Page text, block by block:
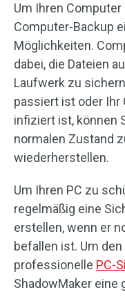
Um Ihren
Computer-Backup
Möglichkeiten.
dabei, die Dateien
Laufwerk zu
passiert ist oder Ihr
infiziert ist, können
normalen Zustand
wiederherstellen.
Um Ihren PC zu
regelmäßig eine
erstellen, wenn er
befallen ist. Um
professionelle PC-
ShadowMaker eine